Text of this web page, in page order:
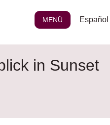
MENÜ Español
in Sunset